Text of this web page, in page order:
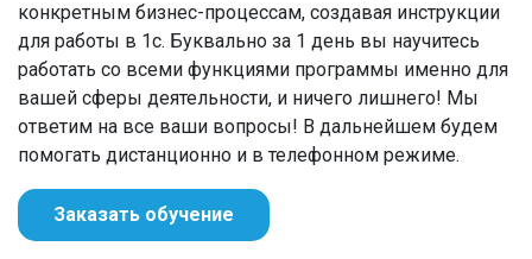
конкретным бизнес-процессам, создавая инструкции
для работы в 1с. Буквально за 1 день вы научитесь
работать со всеми функциями программы именно для
вашей сферы деятельности, и ничего лишнего! Мы
ответим на все ваши вопросы! В дальнейшем будем
помогать дистанционно и в телефонном режиме.
Заказать обучение